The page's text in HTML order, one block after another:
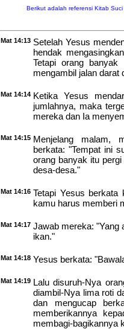
Berikut adalah referensi Kitab
Mat 14:13 Setelah Yesus
hendak
Tetapi orang banyak
mengambil jalan darat
Mat 14:14 Ketika Yesus
jumlahnya, maka
mereka dan Ia
Mat 14:15 Menjelang malam,
berkata: "Tempat ini
orang banyak itu
desa-desa."
Mat 14:16 Tetapi Yesus berkata
kamu harus memberi
Mat 14:17 Jawab mereka: "Yang
ikan."
Mat 14:18 Yesus berkata:
Mat 14:19 Lalu disuruh-Nya
diambil-Nya lima roti
dan mengucap
memberikannya
membagi-bagikannya